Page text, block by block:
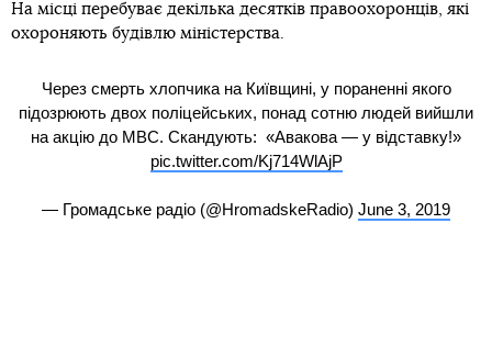
На місці перебуває декілька десятків правоохоронців, які
охороняють будівлю міністерства.
Через смерть хлопчика на Київщині, у пораненні якого
підозрюють двох поліцейських, понад сотню людей вийшли
на акцію до МВС. Скандують: «Авакова — у відставку!»
pic.twitter.com/Kj714WlAjP
— Громадське радіо (@HromadskeRadio) June 3, 2019